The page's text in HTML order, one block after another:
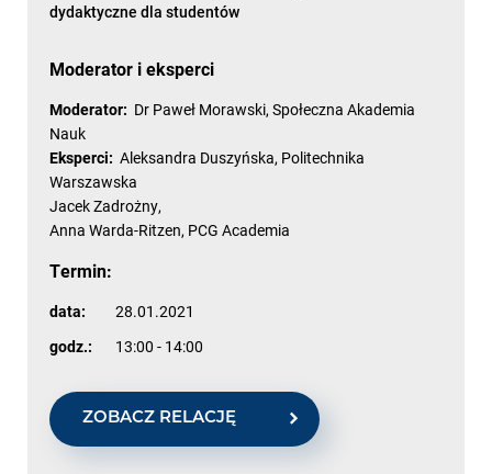
dydaktyczne dla studentów
Moderator i eksperci
Moderator: Dr Paweł Morawski, Społeczna Akademia
Nauk
Eksperci: Aleksandra Duszyńska, Politechnika
Warszawska
Jacek Zadrożny,
Anna Warda-Ritzen, PCG Academia
Termin:
data:
28.01.2021
godz.:
13:00 - 14:00
ZOBACZ RELACJĘ